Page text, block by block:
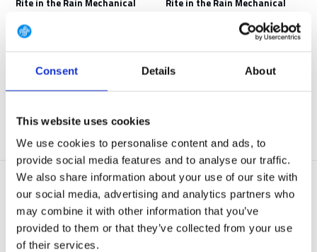
Consent Details About
This website uses cookies
We use cookies to personalise content and ads, to
provide social media features and to analyse our traffic.
We also share information about your use of our site with
our social media, advertising and analytics partners who
may combine it with other information that you’ve
provided to them or that they’ve collected from your use
of their services.
Rite in the Rain Mechanical
Rite in the Rain Mechanical
Clicker Pencil 1.3 B...
Op voorraad
Rite in the Rain Mechanical
Rite in the Rain Mechanical